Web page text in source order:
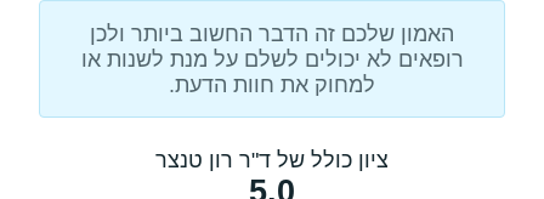
האמון שלכם זה הדבר החשוב ביותר ולכן
רופאים לא יכולים לשלם על מנת לשנות או
למחוק את חוות הדעת.
ציון כולל של ד"ר רון טנצר